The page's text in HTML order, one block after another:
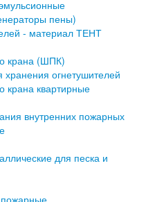
пены)
- материал ТЕНТ
крана (ШПК)
огнетушителей
квартирные
внутренних пожарных
для песка и
пожарные